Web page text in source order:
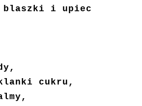
blaszki i upiec
cukru,